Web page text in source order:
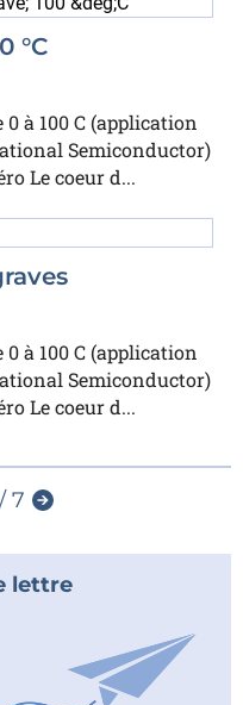
°C
à 100 C (application
Semiconductor)
Le coeur d...
à 100 C (application
Semiconductor)
Le coeur d...
7
lettre